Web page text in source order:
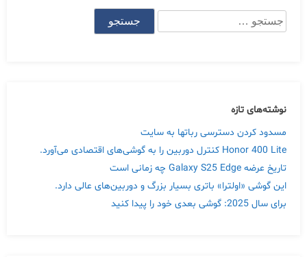
جستجو
برای:
نوشته‌های تازه
مسدود کردن دسترسی رباتها به سایت
Honor 400 Lite کنترل دوربین را به گوشی‌های اقتصادی می‌آورد.
تاریخ عرضه Galaxy S25 Edge چه زمانی است
این گوشی «اولترا» باتری بسیار بزرگ و دوربین‌های عالی دارد.
برای سال 2025: گوشی بعدی خود را پیدا کنید